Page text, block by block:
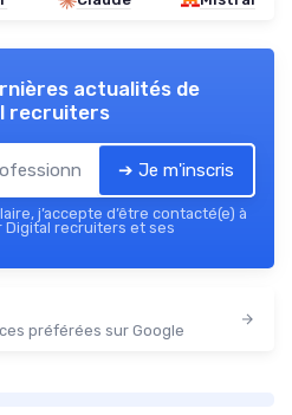
actualités de
recruiters
➔ Je m'inscris
j’accepte d’être contacté(e) à
Digital recruiters et ses
préférées sur Google